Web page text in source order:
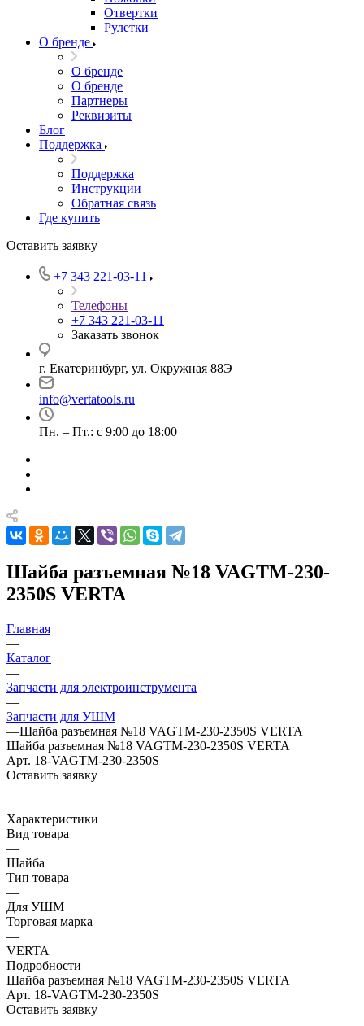
Отвертки
Рулетки
О бренде
О бренде
О бренде
Партнеры
Реквизиты
Блог
Поддержка
Поддержка
Инструкции
Обратная связь
Где купить
Оставить заявку
+7 343 221-03-11
Телефоны
+7 343 221-03-11
Заказать звонок
г. Екатеринбург, ул. Окружная 88Э
info@vertatools.ru
Пн. – Пт.: с 9:00 до 18:00
Шайба разъемная №18 VAGTM-230-
2350S VERTA
Главная
—
Каталог
—
Запчасти для электроинструмента
—
Запчасти для УШМ
—Шайба разъемная №18 VAGTM-230-2350S VERTA
Шайба разъемная №18 VAGTM-230-2350S VERTA
Арт. 18-VAGTM-230-2350S
Оставить заявку
Характеристики
Вид товара
—
Шайба
Тип товара
—
Для УШМ
Торговая марка
—
VERTA
Подробности
Шайба разъемная №18 VAGTM-230-2350S VERTA
Арт. 18-VAGTM-230-2350S
Оставить заявку